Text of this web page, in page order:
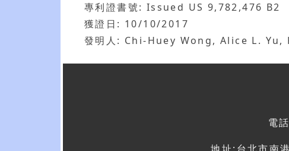
專利證書號: Issued US 9,782,476 B2
獲證日: 10/10/2017
發明人: Chi-Huey Wong, Alice L.
電